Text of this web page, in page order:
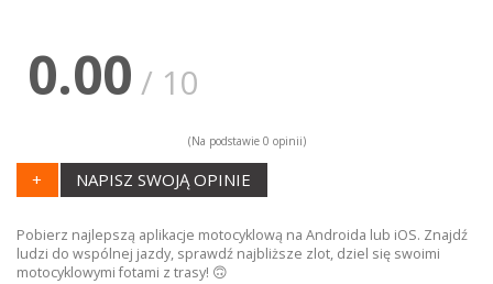
0.00 / 10
(Na podstawie 0 opinii)
+ NAPISZ SWOJĄ OPINIE
Pobierz najlepszą aplikacje motocyklową na Androida lub iOS. Znajdź
ludzi do wspólnej jazdy, sprawdź najbliższe zlot, dziel się swoimi
motocyklowymi fotami z trasy! 🙃